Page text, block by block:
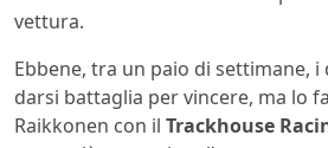
vettura.
Ebbene, tra un paio di settimane,
darsi battaglia per vincere, ma lo
Raikkonen con il Trackhouse